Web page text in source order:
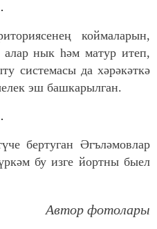
коймаларын,
алар нык һәм матур итеп,
системасы да хәрәкәткә
эш башкарылган.
бертуган Әгъләмовлар
бу изге йортны быел
Автор фотолары